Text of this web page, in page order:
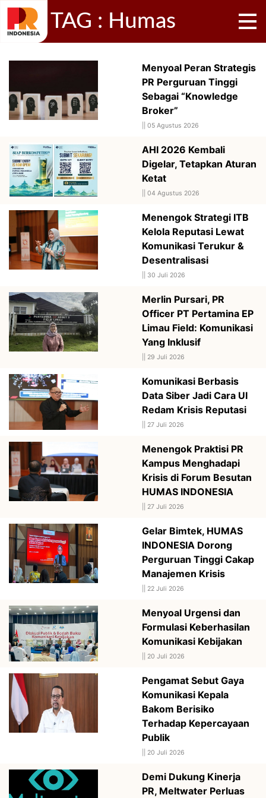
TAG : Humas
Menyoal Peran Strategis
PR Perguruan Tinggi
Sebagai “Knowledge
Broker”
05 Agustus 2026
AHI 2026 Kembali
Digelar, Tetapkan Aturan
Ketat
04 Agustus 2026
Menengok Strategi ITB
Kelola Reputasi Lewat
Komunikasi Terukur &
Desentralisasi
30 Juli 2026
Merlin Pursari, PR
Officer PT Pertamina EP
Limau Field: Komunikasi
Yang Inklusif
29 Juli 2026
Komunikasi Berbasis
Data Siber Jadi Cara UI
Redam Krisis Reputasi
27 Juli 2026
Menengok Praktisi PR
Kampus Menghadapi
Krisis di Forum Besutan
HUMAS INDONESIA
27 Juli 2026
Gelar Bimtek, HUMAS
INDONESIA Dorong
Perguruan Tinggi Cakap
Manajemen Krisis
22 Juli 2026
Menyoal Urgensi dan
Formulasi Keberhasilan
Komunikasi Kebijakan
20 Juli 2026
Pengamat Sebut Gaya
Komunikasi Kepala
Bakom Berisiko
Terhadap Kepercayaan
Publik
20 Juli 2026
Demi Dukung Kinerja
PR, Meltwater Perluas